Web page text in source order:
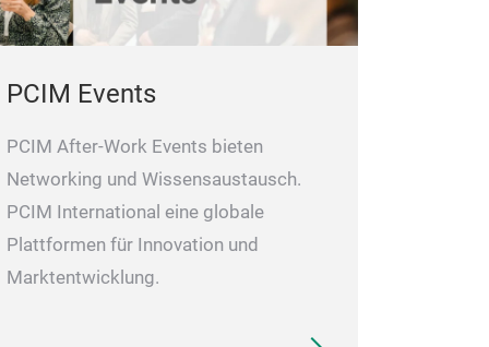
PCIM Events
PCIM After-Work Events bieten
Networking und Wissensaustausch.
PCIM International eine globale
Plattformen für Innovation und
Marktentwicklung.